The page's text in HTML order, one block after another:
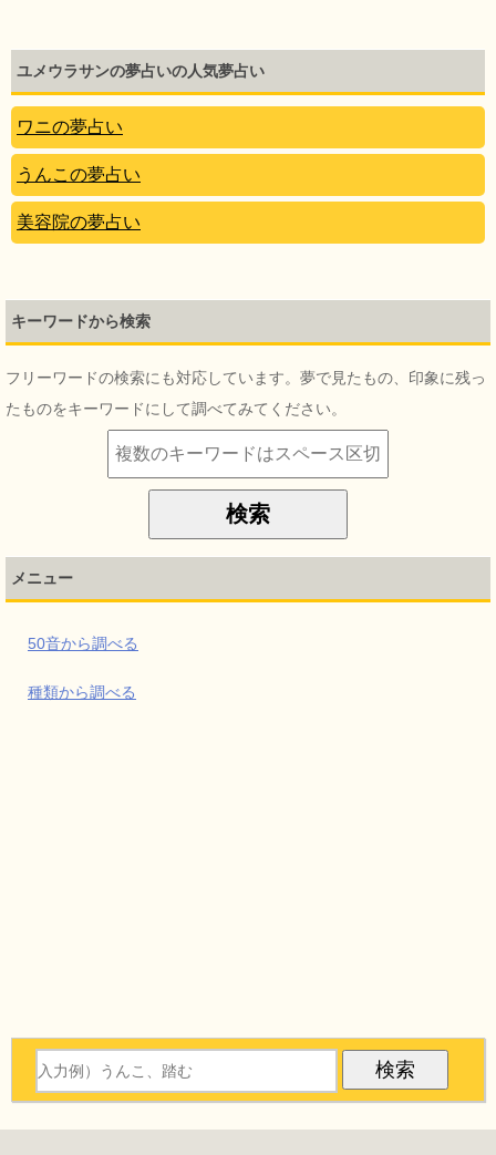
ユメウラサンの夢占いの人気夢占い
ワニの夢占い
うんこの夢占い
美容院の夢占い
キーワードから検索
フリーワードの検索にも対応しています。夢で見たもの、印象に残っ
たものをキーワードにして調べてみてください。
メニュー
50音から調べる
種類から調べる